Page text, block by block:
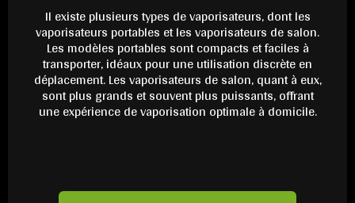
Il existe plusieurs types de vaporisateurs, dont les
vaporisateurs portables et les vaporisateurs de salon.
Les modèles portables sont compacts et faciles à
transporter, idéaux pour une utilisation discrète en
déplacement. Les vaporisateurs de salon, quant à eux,
sont plus grands et souvent plus puissants, offrant
une expérience de vaporisation optimale à domicile.